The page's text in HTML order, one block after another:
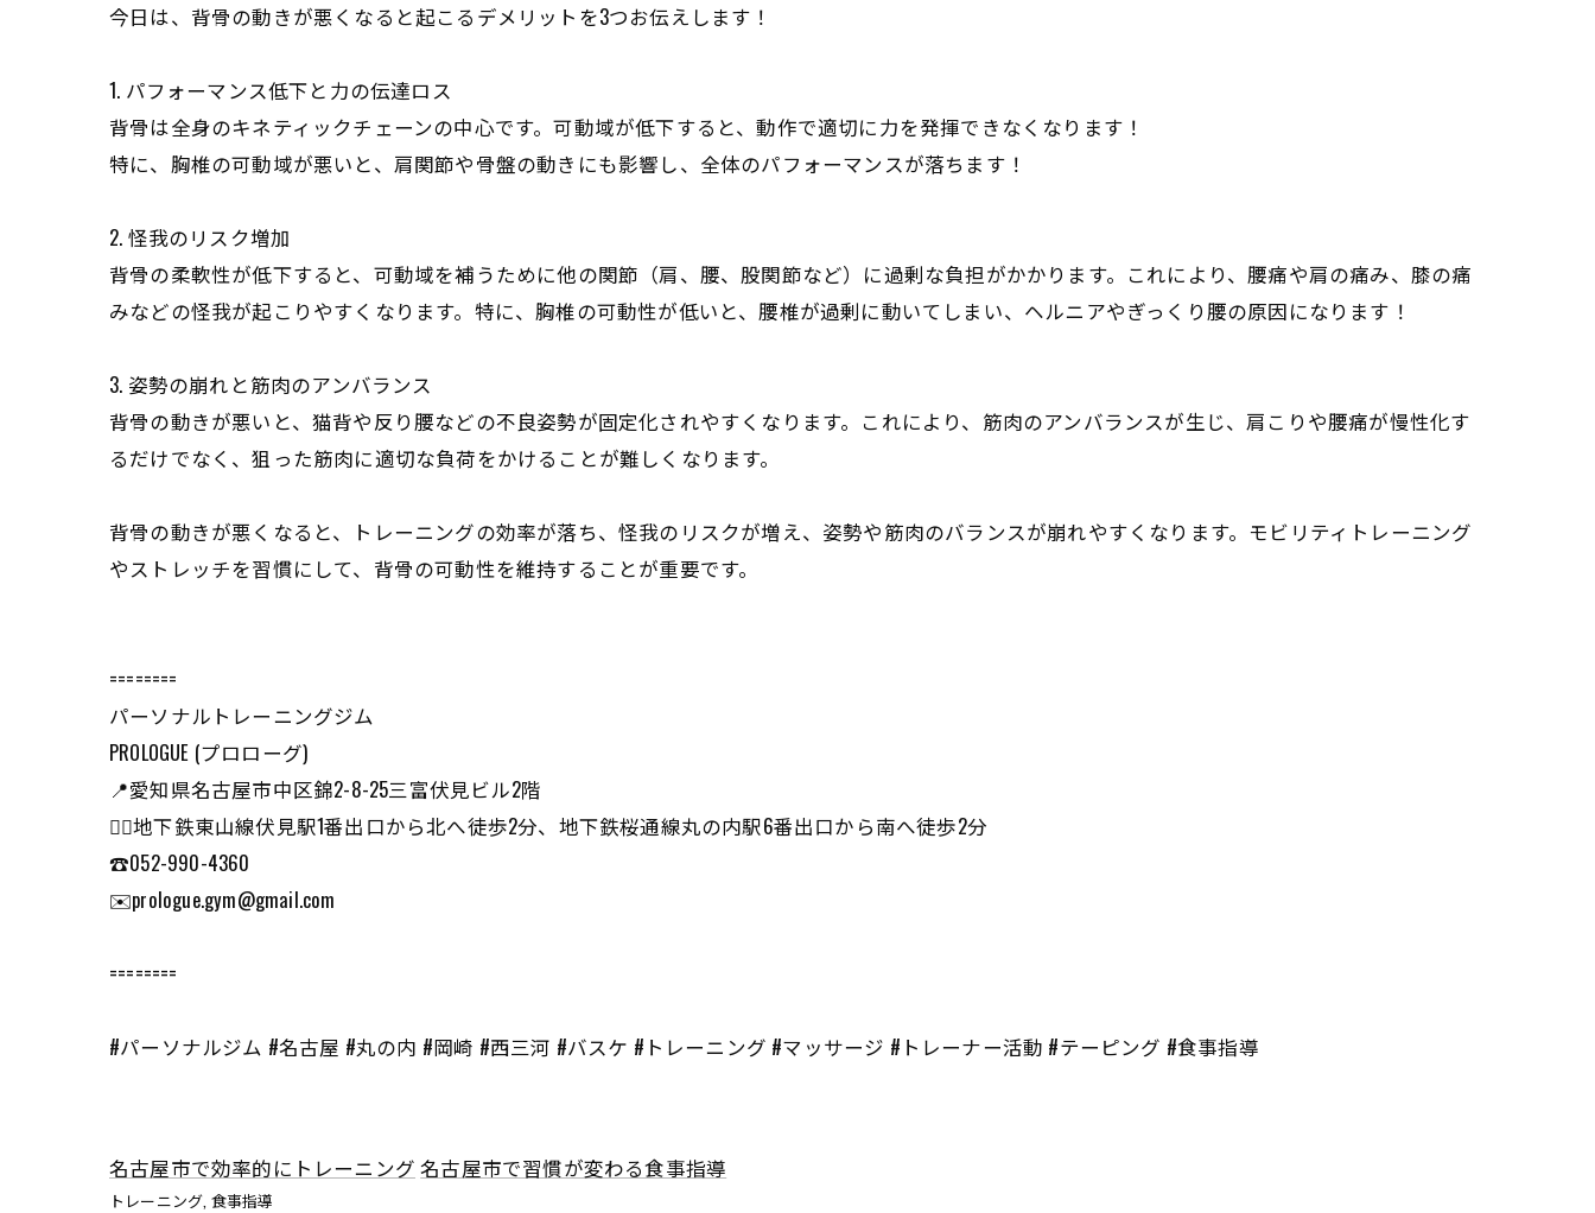
今日は、背骨の動きが悪くなると起こるデメリットを3つお伝えします！
1. パフォーマンス低下と力の伝達ロス
背骨は全身のキネティックチェーンの中心です。可動域が低下すると、動作で適切に力を発揮できなくなります！
特に、胸椎の可動域が悪いと、肩関節や骨盤の動きにも影響し、全体のパフォーマンスが落ちます！
2. 怪我のリスク増加
背骨の柔軟性が低下すると、可動域を補うために他の関節（肩、腰、股関節など）に過剰な負担がかかります。これにより、腰痛や肩の痛み、膝の痛
みなどの怪我が起こりやすくなります。特に、胸椎の可動性が低いと、腰椎が過剰に動いてしまい、ヘルニアやぎっくり腰の原因になります！
3. 姿勢の崩れと筋肉のアンバランス
背骨の動きが悪いと、猫背や反り腰などの不良姿勢が固定化されやすくなります。これにより、筋肉のアンバランスが生じ、肩こりや腰痛が慢性化す
るだけでなく、狙った筋肉に適切な負荷をかけることが難しくなります。
背骨の動きが悪くなると、トレーニングの効率が落ち、怪我のリスクが増え、姿勢や筋肉のバランスが崩れやすくなります。モビリティトレーニング
やストレッチを習慣にして、背骨の可動性を維持することが重要です。
========
パーソナルトレーニングジム
PROLOGUE (プロローグ)
📍愛知県名古屋市中区錦2-8-25三富伏見ビル2階
🏃‍♂️地下鉄東山線伏見駅1番出口から北へ徒歩2分、地下鉄桜通線丸の内駅6番出口から南へ徒歩2分
☎️052-990-4360
✉️prologue.gym@gmail.com
========
#パーソナルジム #名古屋 #丸の内 #岡崎 #西三河 #バスケ #トレーニング #マッサージ #トレーナー活動 #テーピング #食事指導
名古屋市で効率的にトレーニング 名古屋市で習慣が変わる食事指導
トレーニング 食事指導